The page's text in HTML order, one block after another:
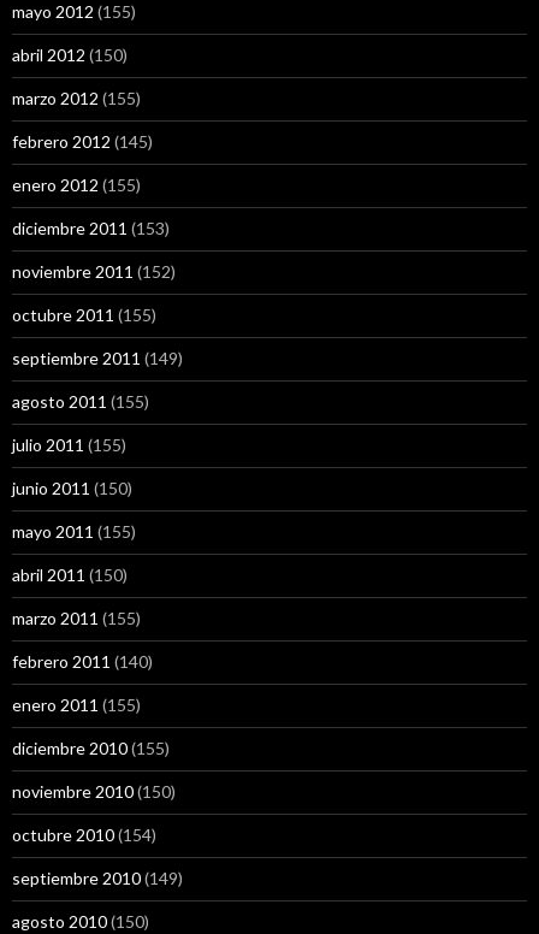
mayo 2012 (155)
abril 2012 (150)
marzo 2012 (155)
febrero 2012 (145)
enero 2012 (155)
diciembre 2011 (153)
noviembre 2011 (152)
octubre 2011 (155)
septiembre 2011 (149)
agosto 2011 (155)
julio 2011 (155)
junio 2011 (150)
mayo 2011 (155)
abril 2011 (150)
marzo 2011 (155)
febrero 2011 (140)
enero 2011 (155)
diciembre 2010(155)
noviembre 2010(150)
octubre 2010(154)
septiembre 2010(149)
agosto 2010(150)